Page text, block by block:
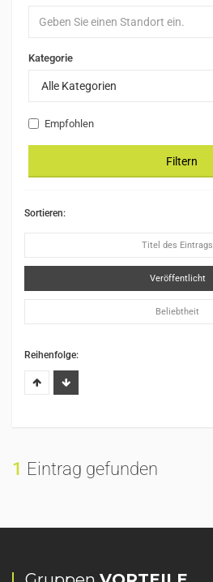
Kategorie
Alle Kategorien
Empfohlen
Filtern
Sortieren:
Titel des Eintrags
Veröffentlicht
Beliebtheit
Reihenfolge:
1 Eintrag gefunden